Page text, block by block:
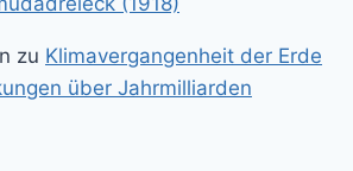
zu Klimavergangenheit der Erde
über Jahrmilliarden